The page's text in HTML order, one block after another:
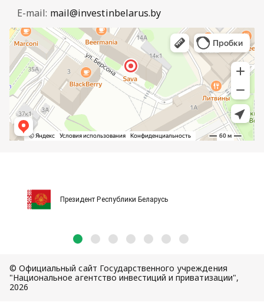
E-mail: mail@investinbelarus.by
Президент Республики Беларусь
© Официальный сайт Государственного учреждения
"Национальное агентство инвестиций и приватизации",
2026